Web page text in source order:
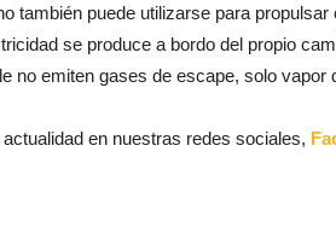
también puede utilizarse para
se produce a bordo del propio
no emiten gases de escape, solo vapor
en nuestras redes sociales,